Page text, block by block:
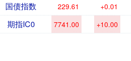
国债指数 229.61 +0.01
期指IC0 7741.00 +10.00